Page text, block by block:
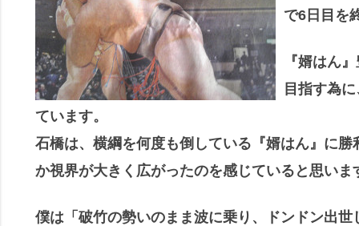
で6日目を
『婿はん
目指す為
ています。
石橋は、横綱を何度も倒している『婿はん』に勝
か視界が大きく広がったのを感じていると思いま
僕は「破竹の勢いのまま波に乗り、
ドンドン出